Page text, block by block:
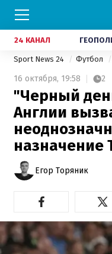
24 КАНАЛ
Sport News 24 Футбол
16 октября, 19:58 2
"Черный
Англии
назначение
Егор Торяник